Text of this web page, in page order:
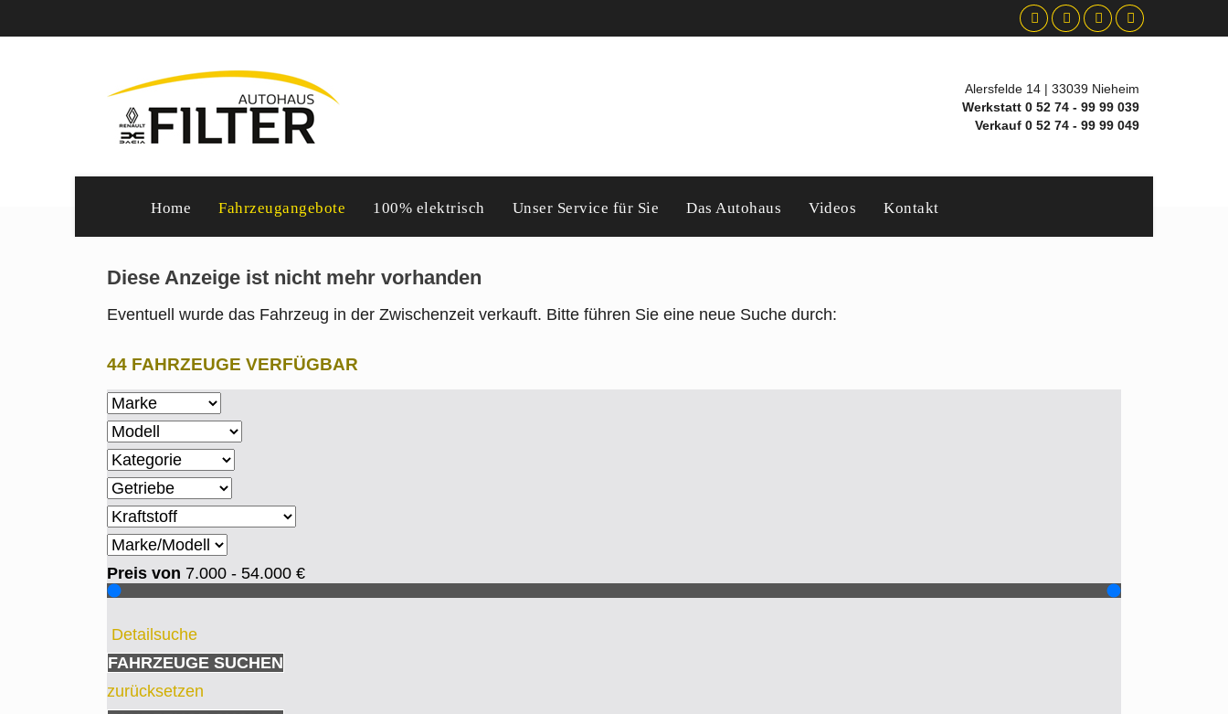
Alersfelde 14 | 33039 Nieheim
Werkstatt 0 52 74 - 99 99 039
Verkauf 0 52 74 - 99 99 049
Home Fahrzeugangebote 100% elektrisch Unser Service für Sie Das Autohaus Videos Kontakt
Diese Anzeige ist nicht mehr vorhanden
Eventuell wurde das Fahrzeug in der Zwischenzeit verkauft. Bitte führen Sie eine neue Suche durch:
44 FAHRZEUGE VERFÜGBAR
Preis von 7.000 - 54.000 €
Detailsuche
FAHRZEUGE SUCHEN
zurücksetzen